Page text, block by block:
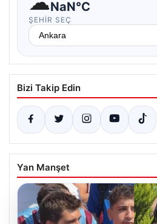
NaN°C
ŞEHIR SEÇ
Bizi Takip Edin
Yan Manşet